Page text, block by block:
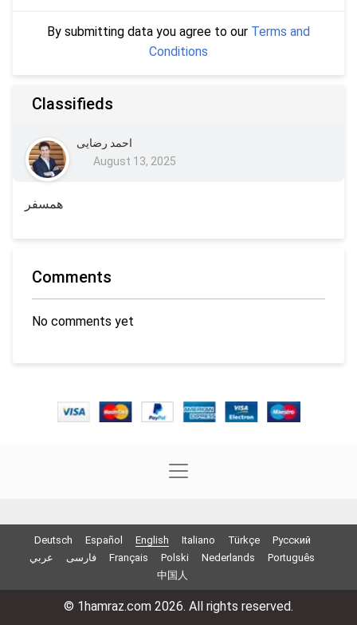
By submitting data you agree to our Terms and
Conditions
Classifieds
احمد رضایی
August 13, 2025
همسفر
Comments
No comments yet
Deutsch Español English Italiano Türkçe
Русский
عربي
فارسی Français Polski Nederlands
Português
中国人
© 1hamraz.com 2026. All rights reserved.